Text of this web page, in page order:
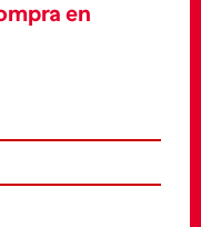
en